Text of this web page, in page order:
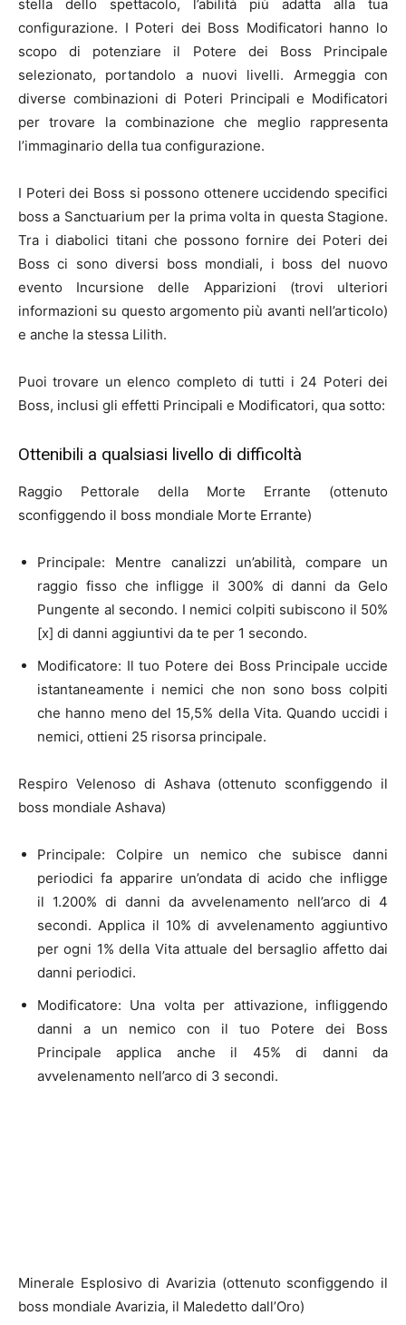
stella dello spettacolo, l’abilità più adatta alla tua
configurazione. I Poteri dei Boss Modificatori hanno lo
scopo di potenziare il Potere dei Boss Principale
selezionato, portandolo a nuovi livelli. Armeggia con
diverse combinazioni di Poteri Principali e Modificatori
per trovare la combinazione che meglio rappresenta
l’immaginario della tua configurazione.
I Poteri dei Boss si possono ottenere uccidendo specifici
boss a Sanctuarium per la prima volta in questa Stagione.
Tra i diabolici titani che possono fornire dei Poteri dei
Boss ci sono diversi boss mondiali, i boss del nuovo
evento Incursione delle Apparizioni (trovi ulteriori
informazioni su questo argomento più avanti nell’articolo)
e anche la stessa Lilith.
Puoi trovare un elenco completo di tutti i 24 Poteri dei
Boss, inclusi gli effetti Principali e Modificatori, qua sotto:
Ottenibili a qualsiasi livello di difficoltà
Raggio Pettorale della Morte Errante (ottenuto
sconfiggendo il boss mondiale Morte Errante)
Principale: Mentre canalizzi un’abilità, compare un
raggio fisso che infligge il 300% di danni da Gelo
Pungente al secondo. I nemici colpiti subiscono il 50%
[x] di danni aggiuntivi da te per 1 secondo.
Modificatore: Il tuo Potere dei Boss Principale uccide
istantaneamente i nemici che non sono boss colpiti
che hanno meno del 15,5% della Vita. Quando uccidi i
nemici, ottieni 25 risorsa principale.
Respiro Velenoso di Ashava (ottenuto sconfiggendo il
boss mondiale Ashava)
Principale: Colpire un nemico che subisce danni
periodici fa apparire un’ondata di acido che infligge
il 1.200% di danni da avvelenamento nell’arco di 4
secondi. Applica il 10% di avvelenamento aggiuntivo
per ogni 1% della Vita attuale del bersaglio affetto dai
danni periodici.
Modificatore: Una volta per attivazione, infliggendo
danni a un nemico con il tuo Potere dei Boss
Principale applica anche il 45% di danni da
avvelenamento nell’arco di 3 secondi.
Minerale Esplosivo di Avarizia (ottenuto sconfiggendo il
boss mondiale Avarizia, il Maledetto dall’Oro)